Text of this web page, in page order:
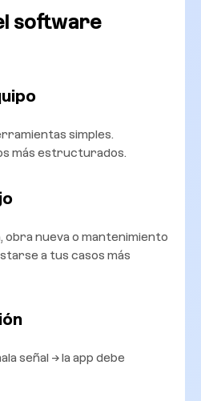
software
simples.
más estructurados.
obra nueva o mantenimiento
a tus casos más
señal → la app debe